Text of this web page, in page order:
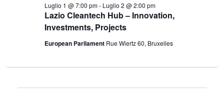
Lazio Cleantech Hub – Innovation,
Investments, Projects
Luglio 1 @ 7:00 pm- Luglio 2 @ 2:00 pm
European Parliament Rue Wiertz 60, Bruxelles